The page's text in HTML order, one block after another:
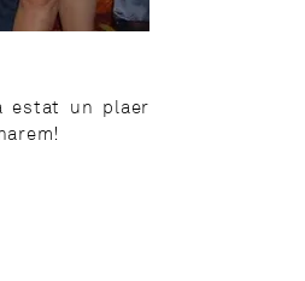
estat un plaer